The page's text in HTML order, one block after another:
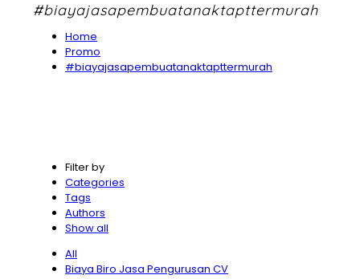
#biayajasapembuatanaktapttermurah
Home
Promo
#biayajasapembuatanaktapttermurah
Filter by
Categories
Tags
Authors
Show all
All
Biaya Biro Jasa Pengurusan CV